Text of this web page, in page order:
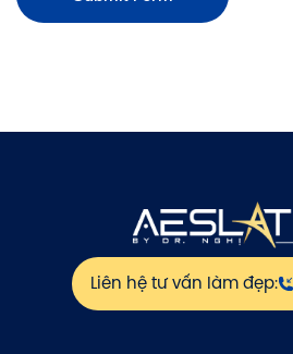
Liên hệ tư vấn làm đẹp: